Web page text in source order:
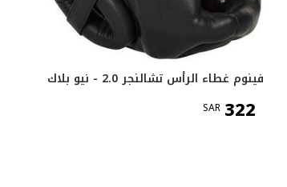
فينوم غطاء الرأس تشالنجر 2.0 - نيو بلاك
SAR 322